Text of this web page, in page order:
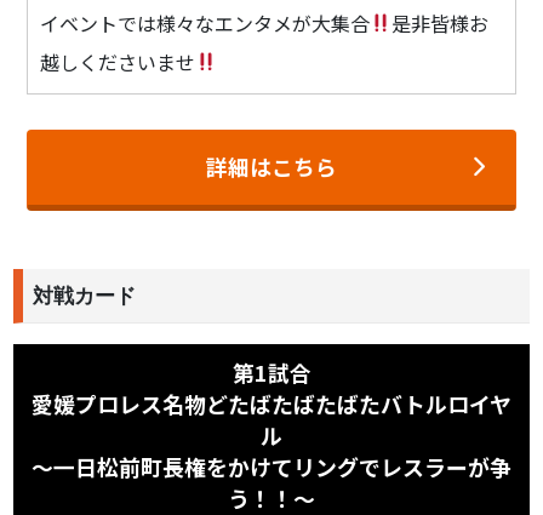
イベントでは様々なエンタメが大集合
是非皆様お
越しくださいませ
詳細はこちら
対戦カード
第1試合
愛媛プロレス名物どたばたばたばたバトルロイヤ
ル
〜一日松前町長権をかけてリングでレスラーが争
う！！〜